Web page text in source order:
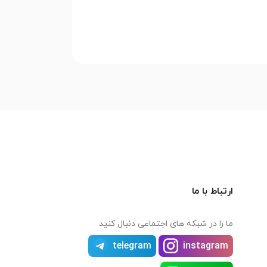
ارتباط با ما
ما را در شبکه های اجتماعی دنبال کنید
instagram
telegram